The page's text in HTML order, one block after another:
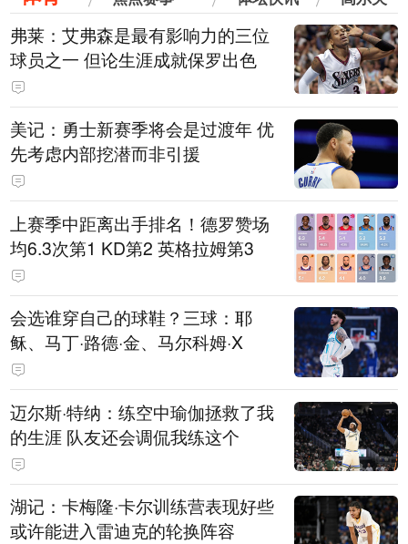
弗莱：艾弗森是最有影响力的三位
球员之一 但论生涯成就保罗出色
美记：勇士新赛季将会是过渡年 优
先考虑内部挖潜而非引援
上赛季中距离出手排名！德罗赞场
均6.3次第1 KD第2 英格拉姆第3
会选谁穿自己的球鞋？三球：耶
稣、马丁·路德·金、马尔科姆·X
迈尔斯·特纳：练空中瑜伽拯救了我
的生涯 队友还会调侃我练这个
湖记：卡梅隆·卡尔训练营表现好些
或许能进入雷迪克的轮换阵容